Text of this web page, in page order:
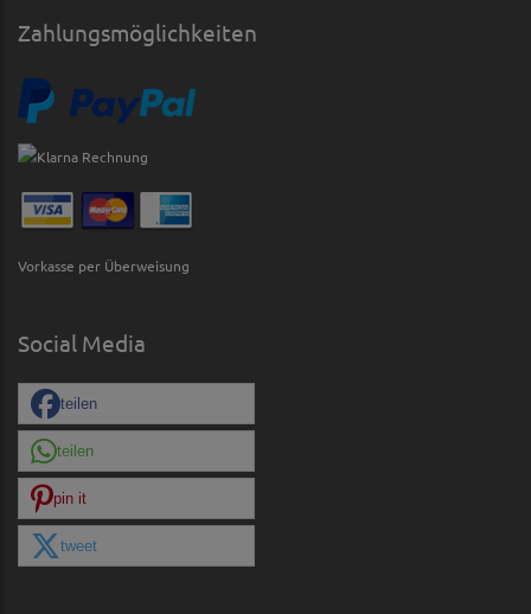
Zahlungsmöglichkeiten
Vorkasse per Überweisung
Social Media
teilen
teilen
pin it
tweet